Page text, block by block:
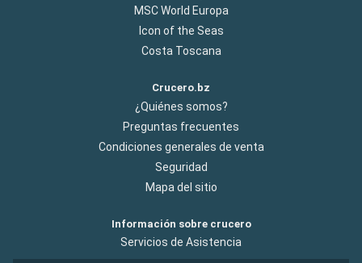
MSC World Europa
Icon of the Seas
Costa Toscana
Crucero.bz
¿Quiénes somos?
Preguntas frecuentes
Condiciones generales de venta
Seguridad
Mapa del sitio
Información sobre crucero
Servicios de Asistencia